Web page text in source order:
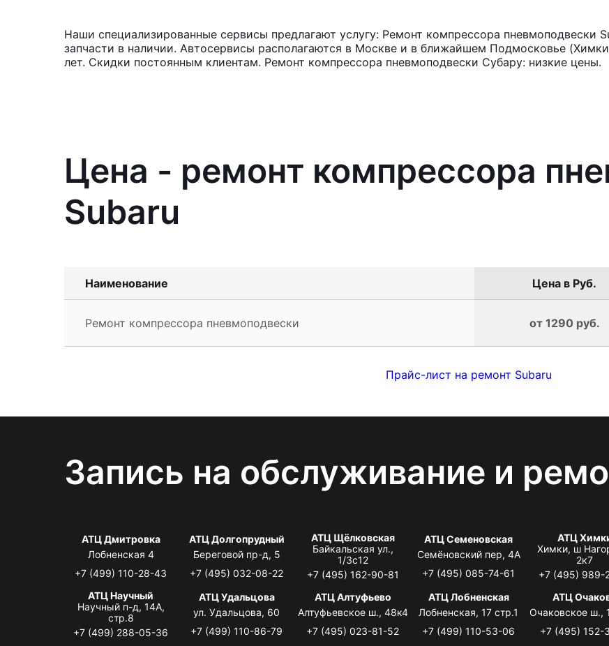
Наши специализированные сервисы предлагают услугу: Ремонт компрессора пневмоподвески
запчасти в наличии. Автосервисы располагаются в Москве и в ближайшем Подмосковье
лет. Скидки постоянным клиентам. Ремонт компрессора пневмоподвески Субару: низкие цены.
Цена - ремонт компрессора
Subaru
Наименование Цена в Руб.
Ремонт компрессора пневмоподвески от 1290 руб.
Прайс-лист на ремонт Subaru
Запись на обслуживание и
АТЦ Дмитровка
Лобненская 4
+7 (499) 110-28-43
АТЦ Долгопрудный
Береговой пр-д, 5
+7 (495) 032-08-22
АТЦ Щёлковская
Байкальская ул.,
1/3с12
+7 (495) 162-90-81
АТЦ Семеновская
Семёновский пер, 4А
+7 (495) 085-74-61
АТЦ
Химки, ш
2к7
+7 (495) 989-
АТЦ Научный
Научный п-д, 14А,
стр.8
+7 (499) 288-05-36
АТЦ Удальцова
ул. Удальцова, 60
+7 (499) 110-86-79
АТЦ Алтуфьево
Алтуфьевское ш., 48к4
+7 (495) 023-81-52
АТЦ Лобненская
Лобненская, 17 стр.1
+7 (499) 110-53-06
АТЦ
Очаковское ш.,
+7 (495) 152-